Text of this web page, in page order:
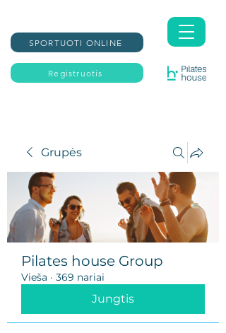
Registruotis
SPORTUOTI ONLINE
Grupės
Pilates house Group
Vieša · 369 nariai
Jungtis